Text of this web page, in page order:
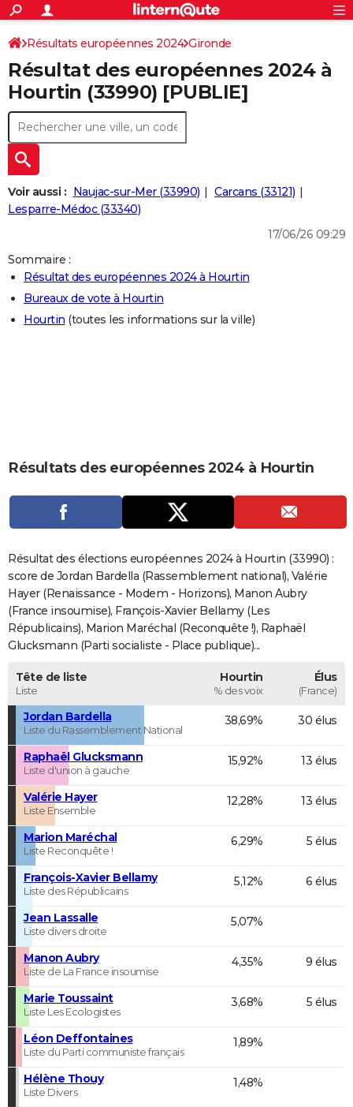
ACTUALITÉS
Politique
Société
Faits Divers
Education
Monde
Villes
+
SPORT
Coupe du monde 2026
Football
Tennis
Cyclisme
Rugby
Forum
Programme TV
TNT
Streaming
Cinéma
Sorties cinéma
Musique
+
FINANCE
Retraite
Impôts
Epargne
Immobilier
Risques naturels par ville
Banque
Assurance
Crédit
AUTO
Essais
Réserver un essai
Citadines
Berlines
SUV
Forum auto
+
HIGH-TECH
Mobiles
Meilleur smartphone
Internet
Ordinateurs
Jeux vidéo
Guide high-tech
+
BRICOLAGE
Guides de France
Escapades
Patrimoine
Expositions
Musées
Week-end nature
LIFESTYLE
Art de vivre
Bien-être
Loisirs
Mode
Modes de vie
CARTE DE VOEUX
Carte de Noël
Carte Bonne année
Carte Saint-Valentin
Carte Pâques
Carte d'anniversaire
DICTIONNAIRE
Dictionnaire
Biographies
Citations
Expressions
Proverbes
PROGRAMME TV
COPAINS D'AVANT
S'inscrire
Se connecter
Lycées
Collèges
Primaires
Universités
Entreprises
Service militaire
Avis de recherche
AVIS DE DÉCÈS
FORUM
S'inscrire
Connexion
Résultats européennes 2024 Gironde
Résultat des européennes 2024 à
Hourtin (33990) [PUBLIE]
Voir aussi : Naujac-sur-Mer (33990)
Carcans (33121)
Lesparre-Médoc (33340)
17/06/26 09:29
Sommaire :
Résultat des européennes 2024 à Hourtin
Bureaux de vote à Hourtin
Hourtin (toutes les informations sur la ville)
Résultats des européennes 2024 à Hourtin
Résultat des élections européennes 2024 à Hourtin (33990) :
score de Jordan Bardella (Rassemblement national), Valérie
Hayer (Renaissance - Modem - Horizons), Manon Aubry
(France insoumise), François-Xavier Bellamy (Les
Républicains), Marion Maréchal (Reconquête !), Raphaël
Glucksmann (Parti socialiste - Place publique)...
Tête de liste
Liste
Hourtin
% des voix
Élus
(France)
Jordan Bardella
Liste du Rassemblement National
38,69% 30 élus
Raphaël Glucksmann
Liste d'union à gauche
15,92% 13 élus
Valérie Hayer
Liste Ensemble
12,28% 13 élus
Marion Maréchal
Liste Reconquête !
6,29% 5 élus
François-Xavier Bellamy
Liste des Républicains
5,12% 6 élus
Jean Lassalle
Liste divers droite
5,07%
Manon Aubry
Liste de La France insoumise
4,35% 9 élus
Marie Toussaint
Liste Les Ecologistes
3,68% 5 élus
Léon Deffontaines
Liste du Parti communiste français
1,89%
Hélène Thouy
Liste Divers
1,48%